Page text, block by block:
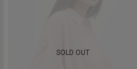
SOLD OUT